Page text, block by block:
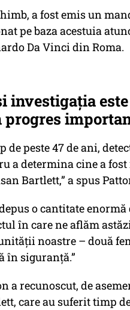
a fost emis un
pe baza acestuia
Da Vinci din Roma.
investigația
progres
de peste 47 de ani,
a determina cine a
Bartlett,” a spus
depus o cantitate
în care ne aflăm
noastre – două
în siguranță.”
a recunoscut, de
care au suferit timp